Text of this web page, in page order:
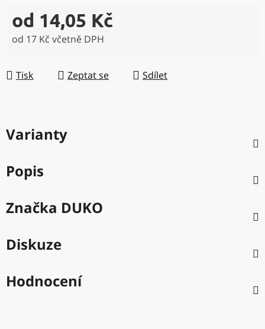
od 14,05 Kč
od 17 Kč včetně DPH
Tisk
Zeptat se Sdílet
Varianty
Popis
Značka DUKO
Diskuze
Hodnocení